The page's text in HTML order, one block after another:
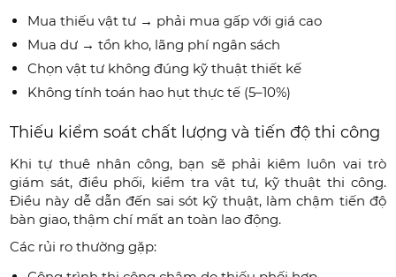
Mua thiếu vật tư → phải mua gấp với giá cao
Mua dư → tồn kho, lãng phí ngân sách
Chọn vật tư không đúng kỹ thuật thiết kế
Không tính toán hao hụt thực tế (5–10%)
Thiếu kiểm soát chất lượng và tiến độ thi công
Khi tự thuê nhân công, bạn sẽ phải kiêm luôn vai trò
giám sát, điều phối, kiểm tra vật tư, kỹ thuật thi công.
Điều này dễ dẫn đến sai sót kỹ thuật, làm chậm tiến độ
bàn giao, thậm chí mất an toàn lao động.
Các rủi ro thường gặp: